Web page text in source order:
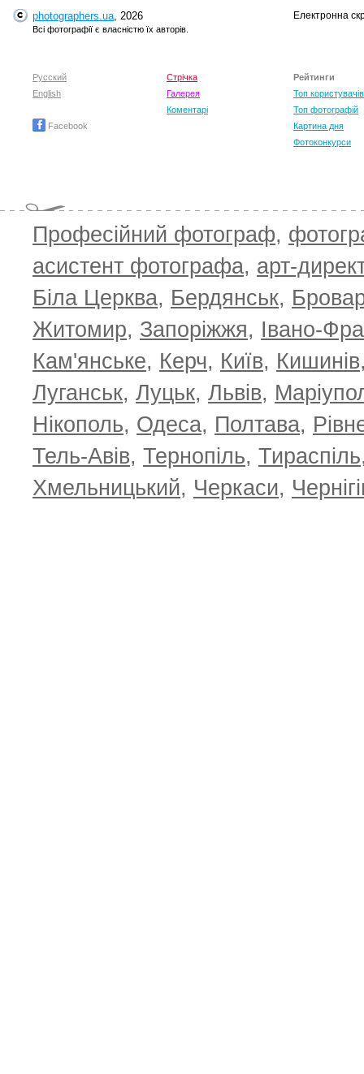
photographers.ua, 2026
Всі фотографії є власністю їх авторів.
Електронна
Русский
English
Facebook
Стрічка
Галерея
Коментарі
Рейтинги
Топ користувачів
Топ фотографій
Картина дня
Фотоконкурси
Професійний фотограф,
асистент фотографа, арт-
Біла Церква, Бердянськ,
Житомир, Запоріжжя, Івано-
Кам'янське, Керч, Київ, Кишинів
Луганськ, Луцьк, Львів,
Нікополь, Одеса, Полтава,
Тель-Авів, Тернопіль, Тираспіль
Хмельницький, Черкаси,